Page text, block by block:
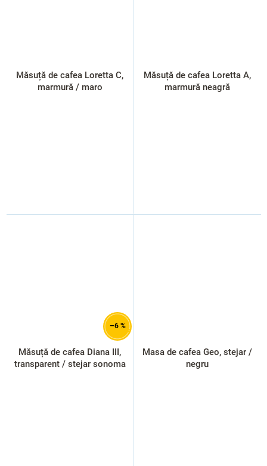
Măsuță de cafea Loretta C,
marmură / maro
Măsuță de cafea Loretta A,
marmură neagră
–6 %
Măsuță de cafea Diana III,
transparent / stejar sonoma
Masa de cafea Geo, stejar /
negru